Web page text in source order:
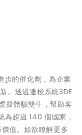
步的催化劑，為企業
。透過達梭系統3DE
擬體驗雙生，幫助客
為超過 140 個國家，
值。如欲瞭解更多